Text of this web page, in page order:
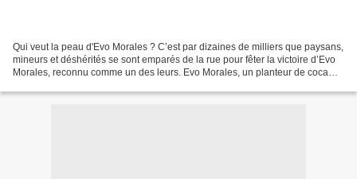
Qui veut la peau d'Evo Morales ? C’est par dizaines de milliers que paysans,
mineurs et déshérités se sont emparés de la rue pour fêter la victoire d’Evo
Morales, reconnu comme un des leurs. Evo Morales, un planteur de coca